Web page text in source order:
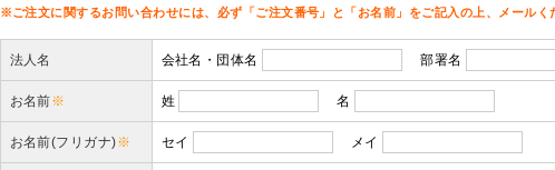
※ご注文に関するお問い合わせには、必ず「ご注文番号」と「お名前」をご記入の上、メール
法人名 会社名・団体名 部署名
お名前※ 姓 名
お名前(フリガナ)※ セイ メイ